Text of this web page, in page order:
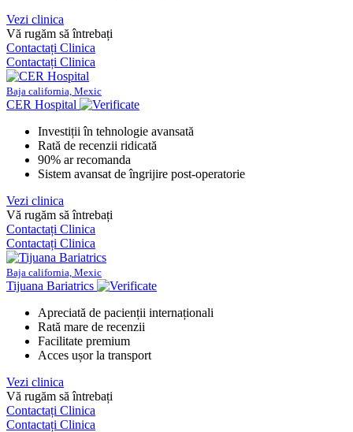
Vezi clinica
Vă rugăm să întrebați
Contactați Clinica
Contactați Clinica
Baja california, Mexic
CER Hospital
Investiții în tehnologie avansată
Rată de recenzii ridicată
90% ar recomanda
Sistem avansat de îngrijire post-operatorie
Vezi clinica
Vă rugăm să întrebați
Contactați Clinica
Contactați Clinica
Baja california, Mexic
Tijuana Bariatrics
Apreciată de pacienții internaționali
Rată mare de recenzii
Facilitate premium
Acces ușor la transport
Vezi clinica
Vă rugăm să întrebați
Contactați Clinica
Contactați Clinica